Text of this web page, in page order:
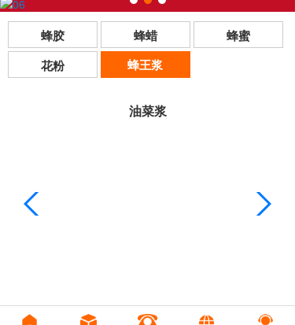
蜂胶 蜂蜡
蜂蜜
花粉
蜂王浆
油菜浆